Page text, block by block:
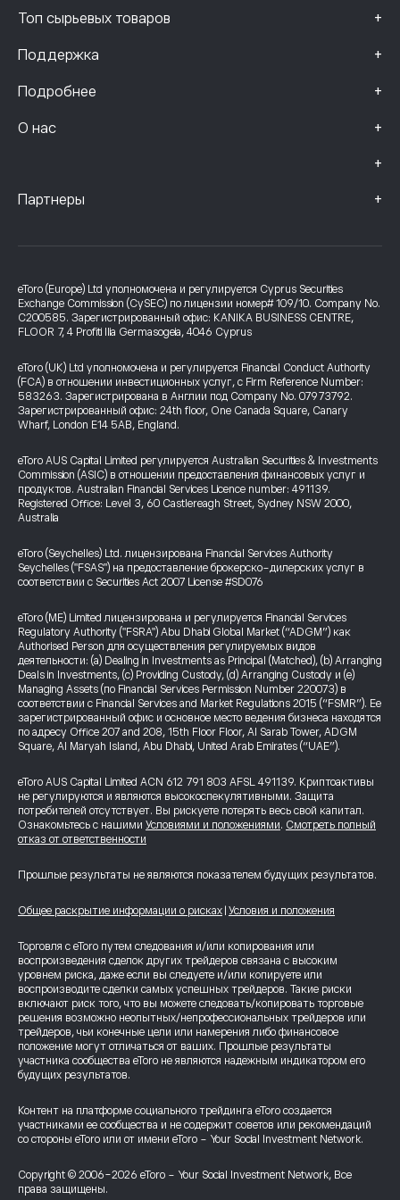
Топ сырьевых товаров +
Поддержка +
Подробнее +
О нас +
+
Партнеры +
eToro (Europe) Ltd уполномочена и регулируется Cyprus Securities
Exchange Commission (CySEC) по лицензии номер# 109/10. Company No.
C200585. Зарегистрированный офис: KANIKA BUSINESS CENTRE,
FLOOR 7, 4 Profiti Ilia Germasogeia, 4046 Cyprus
eToro (UK) Ltd уполномочена и регулируется Financial Conduct Authority
(FCA) в отношении инвестиционных услуг, с Firm Reference Number:
583263. Зарегистрирована в Англии под Company No. 07973792.
Зарегистрированный офис: 24th floor, One Canada Square, Canary
Wharf, London E14 5AB, England.
eToro AUS Capital Limited регулируется Australian Securities & Investments
Commission (ASIC) в отношении предоставления финансовых услуг и
продуктов. Australian Financial Services Licence number: 491139.
Registered Office: Level 3, 60 Castlereagh Street, Sydney NSW 2000,
Australia
eToro (Seychelles) Ltd. лицензирована Financial Services Authority
Seychelles ("FSAS") на предоставление брокерско-дилерских услуг в
соответствии с Securities Act 2007 License #SD076
eToro (ME) Limited лицензирована и регулируется Financial Services
Regulatory Authority ("FSRA") Abu Dhabi Global Market (“ADGM”) как
Authorised Person для осуществления регулируемых видов
деятельности: (a) Dealing in Investments as Principal (Matched), (b) Arranging
Deals in Investments, (c) Providing Custody, (d) Arranging Custody и (e)
Managing Assets (по Financial Services Permission Number 220073) в
соответствии с Financial Services and Market Regulations 2015 (“FSMR”). Ее
зарегистрированный офис и основное место ведения бизнеса находятся
по адресу Office 207 and 208, 15th Floor Floor, Al Sarab Tower, ADGM
Square, Al Maryah Island, Abu Dhabi, United Arab Emirates (“UAE”).
eToro AUS Capital Limited ACN 612 791 803 AFSL 491139. Криптоактивы
не регулируются и являются высокоспекулятивными. Защита
потребителей отсутствует. Вы рискуете потерять весь свой капитал.
Ознакомьтесь с нашими Условиями и положениями. Смотреть полный
отказ от ответственности
Прошлые результаты не являются показателем будущих результатов.
Общее раскрытие информации о рисках Условия и положения
Торговля с eToro путем следования и/или копирования или
воспроизведения сделок других трейдеров связана с высоким
уровнем риска, даже если вы следуете и/или копируете или
воспроизводите сделки самых успешных трейдеров. Такие риски
включают риск того, что вы можете следовать/копировать торговые
решения возможно неопытных/непрофессиональных трейдеров или
трейдеров, чьи конечные цели или намерения либо финансовое
положение могут отличаться от ваших. Прошлые результаты
участника сообщества eToro не являются надежным индикатором его
будущих результатов.
Контент на платформе социального трейдинга eToro создается
участниками ее сообщества и не содержит советов или рекомендаций
со стороны eToro или от имени eToro - Your Social Investment Network.
Copyright © 2006-2026 eToro - Your Social Investment Network, Все
права защищены.